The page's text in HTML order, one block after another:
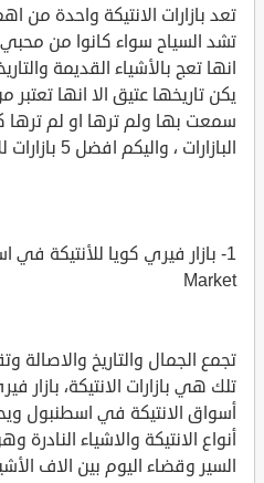
تعد بازارات الانتيكة واحدة من
تشد السياح سواء كانوا من محبي
انها تعج بالأشياء القديمة
يكن تاريخها عتيق الا انها تعتبر
سمعت بها ولم ترها او لم
البازارات ، واليكم افضل 5 بازارات للأنتيكة في تركيا .
Market
تجمع الجمال والتاريخ والاصالة
تلك هي بازارات الانتيكة، بازار
أسواق الانتيكة في اسطنبول
أنواع الانتيكة والاشياء
السير وقضاء اليوم بين الاف